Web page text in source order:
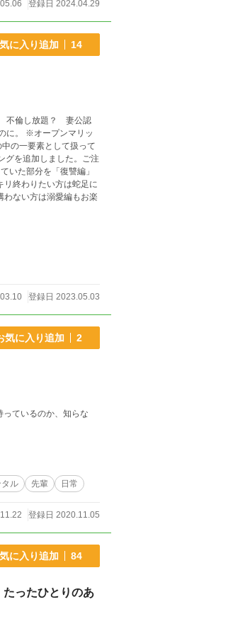
登録日 2024.04.29
に入り追加 14
不倫し放題？ 妻公認
の一要素として扱って
グを追加しました。ご注
リ終わりたい方は蛇足に
わない方は溺愛編もお楽
登録日 2023.05.03
気に入り追加 2
タル 先輩 日常
登録日 2020.11.05
に入り追加 84
ったひとりのあ